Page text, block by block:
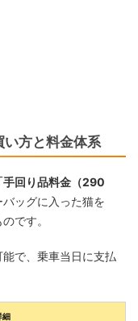
い方と料金体系
手回り品料金（290
ッグに入った猫を
です。
で、乗車当日に支払
細